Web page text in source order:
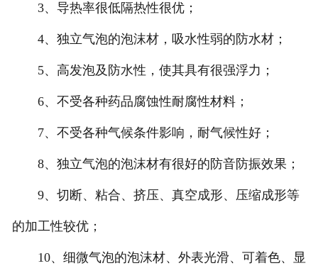
- 河北珍珠棉复铝膜
河北珍珠棉卷材
- 河北珍珠棉片材
河北人造草坪减震垫
3、导热率很低隔热性很优；
4、独立气泡的泡沫材，吸水性弱的防水材；
5、高发泡及防水性，使其具有很强浮力；
6、不受各种药品腐蚀性耐腐性材料；
7、不受各种气候条件影响，耐气候性好；
8、独立气泡的泡沫材有很好的防音防振效果；
9、切断、粘合、挤压、真空成形、压缩成形等
的加工性较优；
10、细微气泡的泡沫材、外表光滑、可着色、显